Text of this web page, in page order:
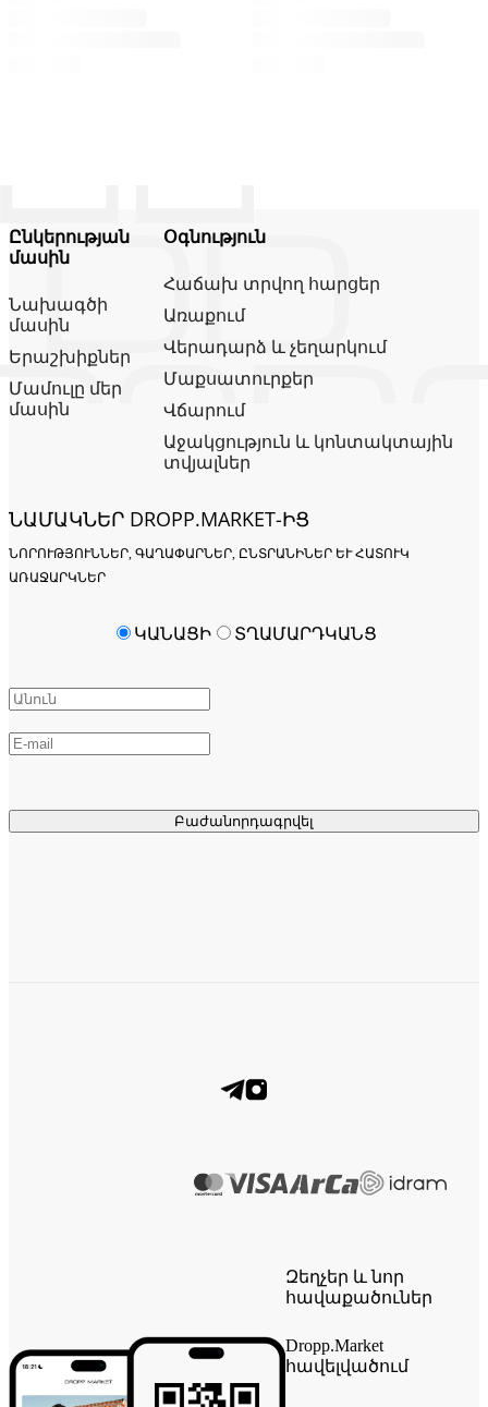
Ընկերության
մասին
Նախագծի
մասին
Երաշխիքներ
Մամուլը մեր
մասին
Օգնություն
Հաճախ տրվող հարցեր
Առաքում
Վերադարձ և չեղարկում
Մաքսատուրքեր
Վճարում
Աջակցություն և կոնտակտային
տվյալներ
ՆԱՄԱԿՆԵՐ DROPP.MARKET-ԻՑ
ՆՈՐՈՒԹՅՈՒՆՆԵՐ, ԳԱՂԱՓԱՐՆԵՐ, ԸՆՏՐԱՆԻՆԵՐ ԵՒ ՀԱՏՈՒԿ Ա
ՌԱՋԱՐԿՆԵՐ
Բաժանորդագրվել
ԿԱՆԱՑԻ ՏՂԱՄԱՐԴԿԱՆՑ
Զեղչեր և նոր
հավաքածուներ
Dropp.Market
հավելվածում